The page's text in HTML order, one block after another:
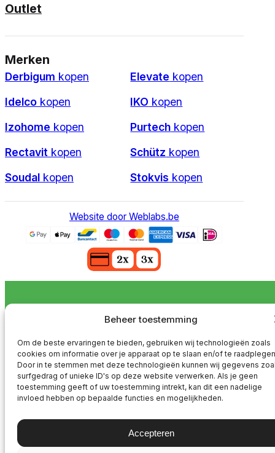
Beheer toestemming
Om de beste ervaringen te bieden, gebruiken wij technologieën zoals
cookies om informatie over je apparaat op te slaan en/of te
Door in te stemmen met deze technologieën kunnen wij gegevens
surfgedrag of unieke ID's op deze website verwerken. Als je geen
toestemming geeft of uw toestemming intrekt, kan dit een nadelige
invloed hebben op bepaalde functies en mogelijkheden.
Accepteren
Outlet
Merken
Derbigum kopen Elevate kopen
Idelco kopen IKO kopen
Izohome kopen Purtech kopen
Rectavit kopen Schütz kopen
Soudal kopen Stokvis kopen
Website door Weblabs.be
Hoe werkt afhalen?... x1
Naar je winkelwagen Verder winkelen